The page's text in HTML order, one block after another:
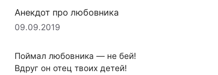
Анекдот про любовника
09.09.2019
Поймал любовника — не бей!
Вдруг он отец твоих детей!